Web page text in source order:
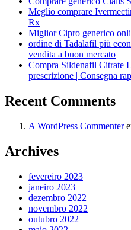
Meglio comprare
Rx
Miglior Cipro generico
ordine di Tadalafil più
vendita a buon mercato
Compra Sildenafil Citrate
prescrizione | Consegna
Recent Comments
A WordPress Commenter
Archives
fevereiro 2023
janeiro 2023
dezembro 2022
novembro 2022
outubro 2022